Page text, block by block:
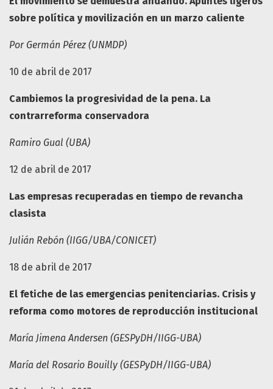
sobre política y movilización en un marzo caliente
Por Germán Pérez (UNMDP)
10 de abril de 2017
Cambiemos la progresividad de la pena. La
contrarreforma conservadora
Ramiro Gual (UBA)
12 de abril de 2017
Las empresas recuperadas en tiempo de revancha
clasista
Julián Rebón (IIGG/UBA/CONICET)
18 de abril de 2017
El fetiche de las emergencias penitenciarias. Crisis y
reforma como motores de reproducción institucional
María Jimena Andersen (GESPyDH/IIGG-UBA)
María del Rosario Bouilly (GESPyDH/IIGG-UBA)